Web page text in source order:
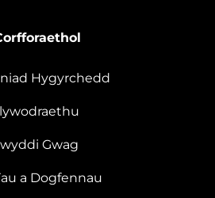
Hygyrchedd
Gwag
a Dogfennau